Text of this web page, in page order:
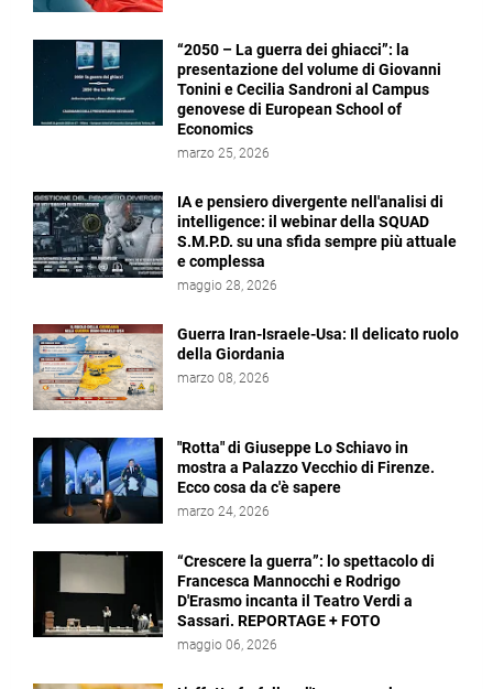
“2050 – La guerra dei ghiacci”: la
presentazione del volume di Giovanni
Tonini e Cecilia Sandroni al Campus
genovese di European School of
Economics
marzo 25, 2026
IA e pensiero divergente nell'analisi di
intelligence: il webinar della SQUAD
S.M.P.D. su una sfida sempre più attuale
e complessa
maggio 28, 2026
Guerra Iran-Israele-Usa: Il delicato ruolo
della Giordania
marzo 08, 2026
"Rotta" di Giuseppe Lo Schiavo in
mostra a Palazzo Vecchio di Firenze.
Ecco cosa da c'è sapere
marzo 24, 2026
“Crescere la guerra”: lo spettacolo di
Francesca Mannocchi e Rodrigo
D'Erasmo incanta il Teatro Verdi a
Sassari. REPORTAGE + FOTO
maggio 06, 2026